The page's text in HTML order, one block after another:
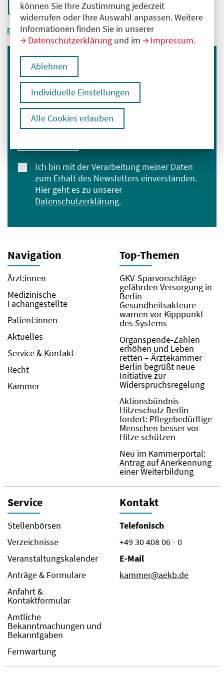
können Sie Ihre Zustimmung jederzeit
widerrufen oder Ihre Auswahl anpassen. Weitere
Informationen finden Sie in unserer
Datenschutzerklärung und im Impressum.
Ablehnen
Individuelle Einstellungen
Alle Cookies erlauben
Zurück zur Übersicht
Immer informiert bleiben
Melden Sie sich für unseren Newsletter an:
E-Mail-Adresse eingeben
Ich bin mit der Verarbeitung meiner Daten
zum Erhalt des Newsletters einverstanden.
Hier geht es zu unserer
Datenschutzerklärung.
Navigation
Ärzt:innen
Medizinische
Fachangestellte
Patient:innen
Aktuelles
Service & Kontakt
Recht
Kammer
Top-Themen
GKV-Sparvorschläge
gefährden Versorgung in
Berlin –
Gesundheitsakteure
warnen vor Kipppunkt
des Systems
Organspende-Zahlen
erhöhen und Leben
retten – Ärztekammer
Berlin begrüßt neue
Initiative zur
Widerspruchsregelung
Aktionsbündnis
Hitzeschutz Berlin
fordert: Pflegebedürftige
Menschen besser vor
Hitze schützen
Neu im Kammerportal:
Antrag auf Anerkennung
einer Weiterbildung
Service
Stellenbörsen
Verzeichnisse
Veranstaltungskalender
Anträge & Formulare
Anfahrt &
Kontaktformular
Amtliche
Bekanntmachungen und
Bekanntgaben
Fernwartung
Kontakt
Telefonisch
+49 30 408 06 - 0
E-Mail
kammer@aekb.de